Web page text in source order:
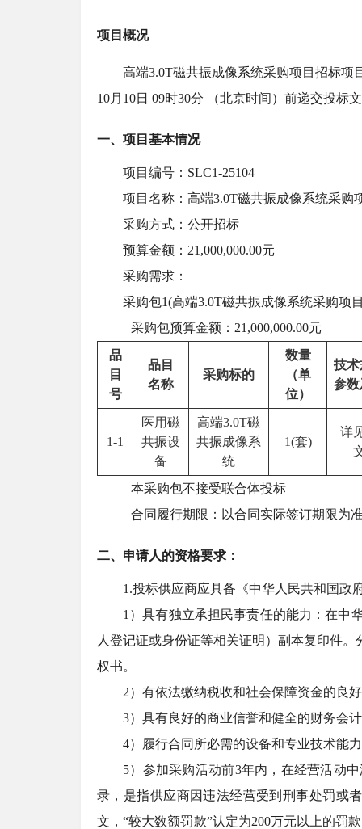
项目概况
高端3.0T磁共振成像系统采购项目招标项
10月10日 09时30分 （北京时间）前递交投标
一、项目基本情况
项目编号： SLC1-25104
项目名称：高端3.0T磁共振成像系统采购
采购方式：公开招标
预算金额： 21,000,000.00元
采购需求：
采购包1(高端3.0T磁共振成像系统采购项
采购包预算金额： 21,000,000.00元
品
目
号
品目
名称
采购标的
数量
（单
位）
技
参
1-1
医用磁
共振设
备
高端3.0T磁
共振成像系
统
1(套)
详
本采购包不接受联合体投标
合同履行期限：以合同实际签订期限为
二、申请人的资格要求：
1.投标供应商应具备《中华人民共和国政
1）具有独立承担民事责任的能力：在中
人登记证或身份证等相关证明）副本复印件
权书。
2）有依法缴纳税收和社会保障资金的良
3）具有良好的商业信誉和健全的财务会
4）履行合同所必需的设备和专业技术能
5）参加采购活动前3年内，在经营活动
录，是指供应商因违法经营受到刑事处罚或
文，“较大数额罚款”认定为200万元以上的罚